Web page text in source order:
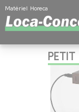
Matériel Horeca
Panneau de gestion des